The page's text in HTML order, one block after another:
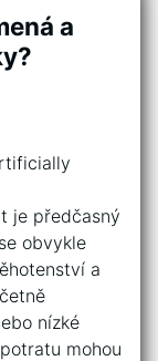
a
je předčasný
obvykle
a
nízké
mohou